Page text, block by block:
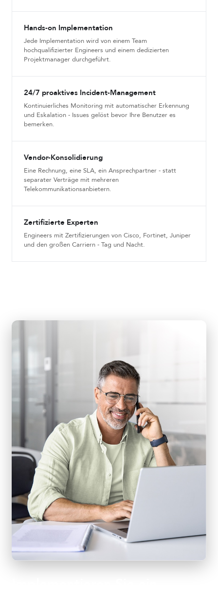
Hands-on Implementation
Jede Implementation wird von einem Team
hochqualifizierter Engineers und einem dedizierten
Projektmanager durchgeführt.
24/7 proaktives Incident-Management
Kontinuierliches Monitoring mit automatischer Erkennung
und Eskalation - Issues gelöst bevor Ihre Benutzer es
bemerken.
Vendor-Konsolidierung
Eine Rechnung, eine SLA, ein Ansprechpartner - statt
separater Verträge mit mehreren
Telekommunikationsanbietern.
Zertifizierte Experten
Engineers mit Zertifizierungen von Cisco, Fortinet, Juniper
und den großen Carriern - Tag und Nacht.